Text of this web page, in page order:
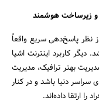
و زیرساخت هوشمند
نظر پاسخ‌دهی سریع واقعاً
کاربرد اینترنت اشیا
بهتر ترافیک، مدیریت
دنیا باشد و در کنار
ارتقا داده‌اند.